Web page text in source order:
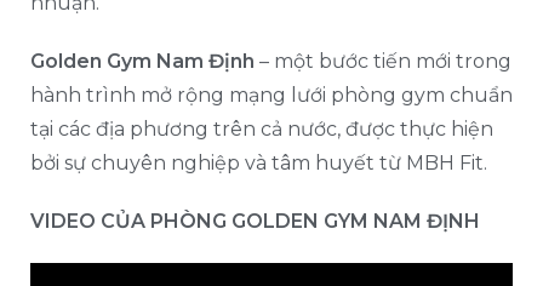
Golden Gym Nam Định – một bước tiến mới trong
hành trình mở rộng mạng lưới phòng gym chuẩn
tại các địa phương trên cả nước, được thực hiện
bởi sự chuyên nghiệp và tâm huyết từ MBH Fit.
VIDEO CỦA PHÒNG GOLDEN GYM NAM ĐỊNH